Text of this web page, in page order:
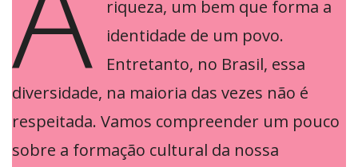
riqueza, um bem que forma a
identidade de um povo.
Entretanto, no Brasil, essa
diversidade, na maioria das vezes não é
respeitada. Vamos compreender um pouco
sobre a formação cultural da nossa